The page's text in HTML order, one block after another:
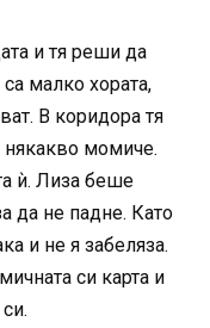
и тя реши да
малко хората,
В коридора тя
момиче.
ѝ. Лиза беше
да не падне. Като
и не я забеляза.
си карта и